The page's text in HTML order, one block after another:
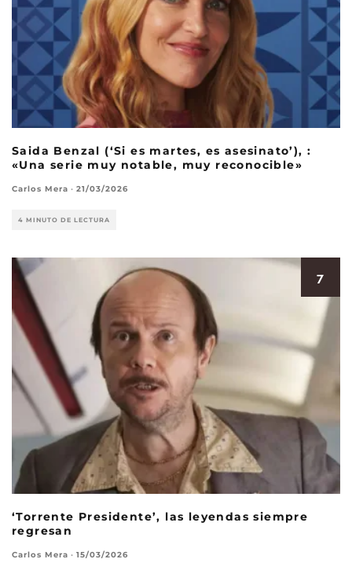
Saida Benzal (‘Si es martes, es asesinato’), :
«Una serie muy notable, muy reconocible»
Carlos Mera · 21/03/2026
4 MINUTO DE LECTURA
7
‘Torrente Presidente’, las leyendas siempre
regresan
Carlos Mera · 15/03/2026